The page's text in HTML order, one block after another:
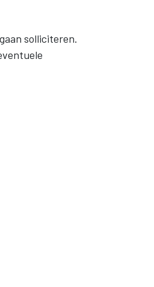
solliciteren.